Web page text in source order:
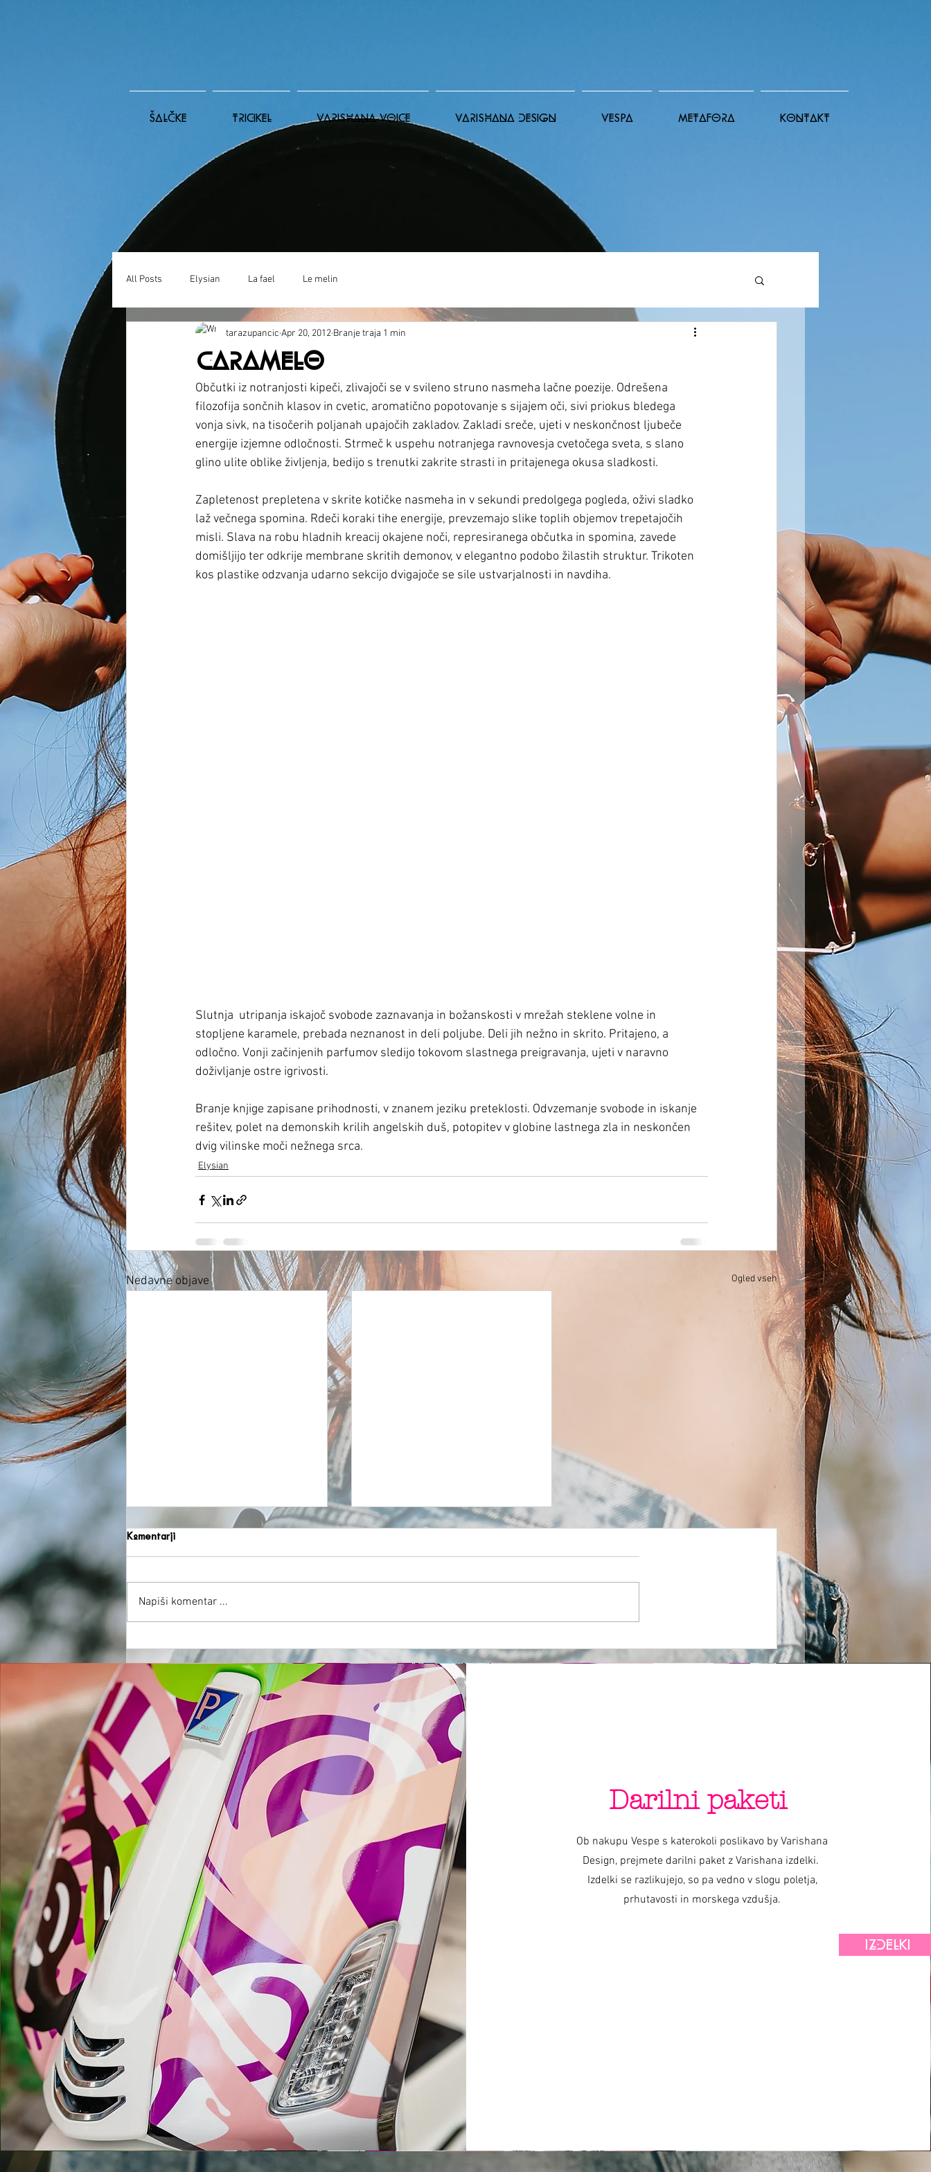
ŠALČKE TRICIKEL VARISHANA VOICE VARISHANA DESIGN VESPA METAFORA KONTAKT
All Posts Elysian La fael Le melin
CARAMELO
tarazupancic Apr 20, 2012 Branje traja 1 min
Občutki iz notranjosti kipeči, zlivajoči se v svileno struno nasmeha lačne poezije. Odrešena
filozofija sončnih klasov in cvetic, aromatično popotovanje s sijajem oči, sivi priokus bledega
vonja sivk, na tisočerih poljanah upajočih zakladov. Zakladi sreče, ujeti v neskončnost ljubeče
energije izjemne odločnosti. Strmeč k uspehu notranjega ravnovesja cvetočega sveta, s slano
glino ulite oblike življenja, bedijo s trenutki zakrite strasti in pritajenega okusa sladkosti.
Zapletenost prepletena v skrite kotičke nasmeha in v sekundi predolgega pogleda, oživi sladko
laž večnega spomina. Rdeči koraki tihe energije, prevzemajo slike toplih objemov trepetajočih
misli. Slava na robu hladnih kreacij okajene noči, represiranega občutka in spomina, zavede
domišljijo ter odkrije membrane skritih demonov, v elegantno podobo žilastih struktur. Trikoten
kos plastike odzvanja udarno sekcijo dvigajoče se sile ustvarjalnosti in navdiha.
Slutnja  utripanja iskajoč svobode zaznavanja in božanskosti v mrežah steklene volne in
stopljene karamele, prebada neznanost in deli poljube. Deli jih nežno in skrito. Pritajeno, a
odločno. Vonji začinjenih parfumov sledijo tokovom slastnega preigravanja, ujeti v naravno
doživljanje ostre igrivosti.
Branje knjige zapisane prihodnosti, v znanem jeziku preteklosti. Odvzemanje svobode in iskanje
rešitev, polet na demonskih krilih angelskih duš, potopitev v globine lastnega zla in neskončen
dvig vilinske moči nežnega srca.
Elysian
Nedavne objave Ogled vseh
LUČ
Komentarji
Napiši komentar ...
Varishana Voice © Infinity Photography _ Nadica Petrova (foto in video)
TRICIKEL © 2019 foto Nik Vidmar
Šalčke © 2017 foto Katja Žagar
Voditeljica © 2019 foto Miro Majcen (za POPTV)
Darilni paketi
Ob nakupu Vespe s katerokoli poslikavo by Varishana
Design, prejmete darilni paket z Varishana izdelki.
Izdelki se razlikujejo, so pa vedno v slogu poletja,
prhutavosti in morskega vzdušja.
IZDELKI